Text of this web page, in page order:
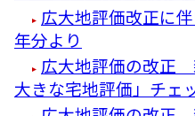
広大地評価改正に
年分より
広大地評価の改正
大きな宅地評価」チ